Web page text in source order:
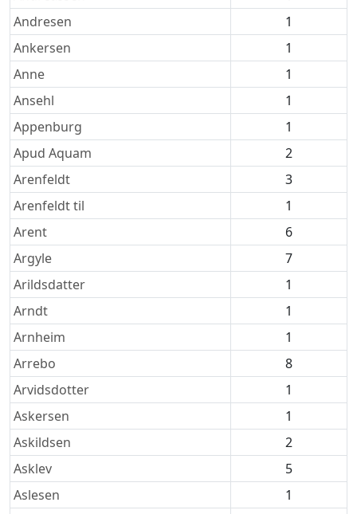
Andresen
1
Ankersen
1
Anne
1
Ansehl
1
Appenburg
1
Apud Aquam
2
Arenfeldt
3
Arenfeldt til
1
Arent
6
Argyle
7
Arildsdatter
1
Arndt
1
Arnheim
1
Arrebo
8
Arvidsdotter
1
Askersen
1
Askildsen
2
Asklev
5
Aslesen
1